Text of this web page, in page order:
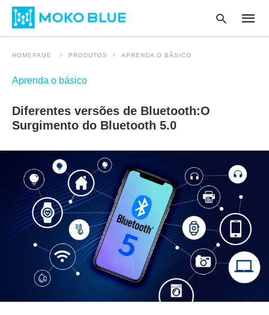
enter:
HOMEPAGE PRODUTOS APRENDA O BÁSICO
Aprenda o básico
Diferentes versões de Bluetooth:O
Surgimento do Bluetooth 5.0